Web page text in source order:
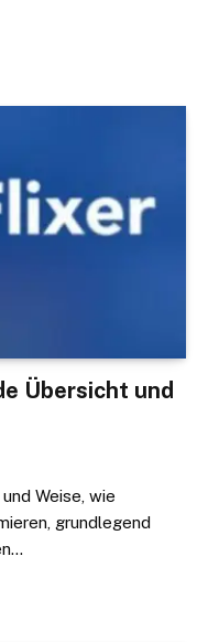
Übersicht und
Weise, wie
grundlegend